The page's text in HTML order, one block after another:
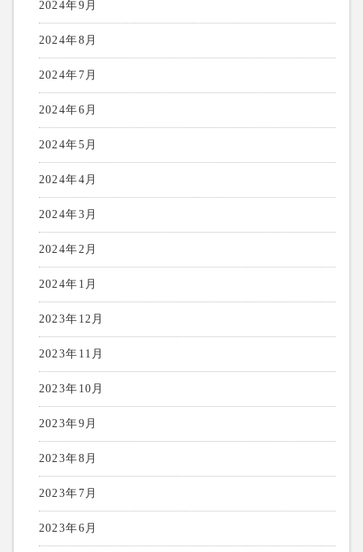
2024年9月
2024年8月
2024年7月
2024年6月
2024年5月
2024年4月
2024年3月
2024年2月
2024年1月
2023年12月
2023年11月
2023年10月
2023年9月
2023年8月
2023年7月
2023年6月